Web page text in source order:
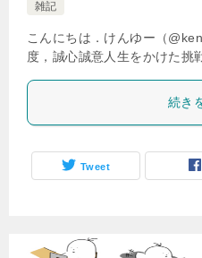
雑記
こんにちは．けんゆー（
度，誠心誠意人生をかけた
続き
Tweet